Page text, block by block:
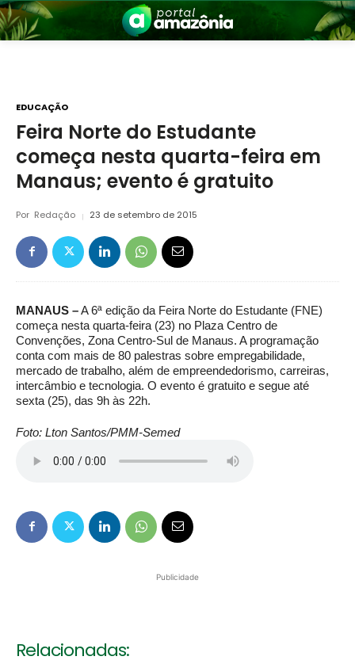
Amazônia
EDUCAÇÃO
Feira Norte do Estudante
começa nesta quarta-feira em
Manaus; evento é gratuito
Por Redação 23 de setembro de 2015
MANAUS –A 6ª edição da Feira Norte do Estudante (FNE)
começa nesta quarta-feira (23) no Plaza Centro de
Convenções, Zona Centro-Sul de Manaus. A programação
conta com mais de 80 palestras sobre empregabilidade,
mercado de trabalho, além de empreendedorismo, carreiras,
intercâmbio e tecnologia. O evento é gratuito e segue até
sexta (25), das 9h às 22h.
Foto: Lton Santos/PMM-Semed
Publicidade
Relacionadas: